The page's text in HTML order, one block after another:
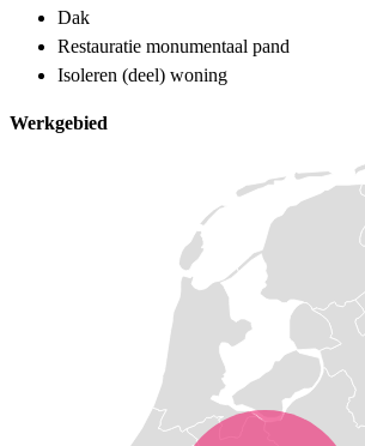
Dak
Restauratie monumentaal pand
Isoleren (deel) woning
Werkgebied